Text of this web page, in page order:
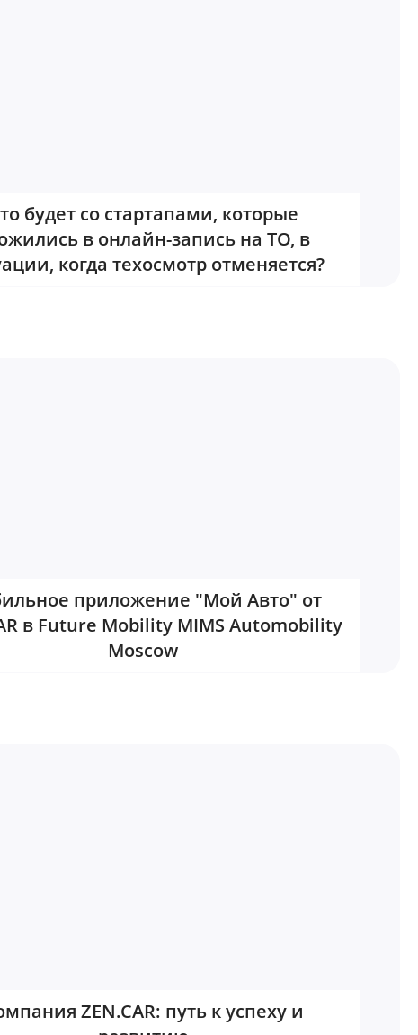
будет со стартапами, которые
в онлайн-запись на ТО, в
когда техосмотр отменяется?
приложение "Мой Авто" от
в Future Mobility MIMS Automobility
Moscow
ZEN.CAR: путь к успеху и